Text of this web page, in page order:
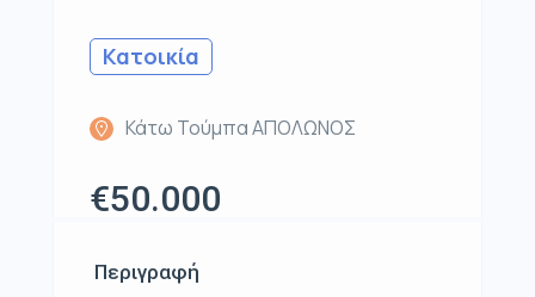
Κατοικία
Κάτω Τούμπα ΑΠΟΛΩΝΟΣ
€50.000
Περιγραφή